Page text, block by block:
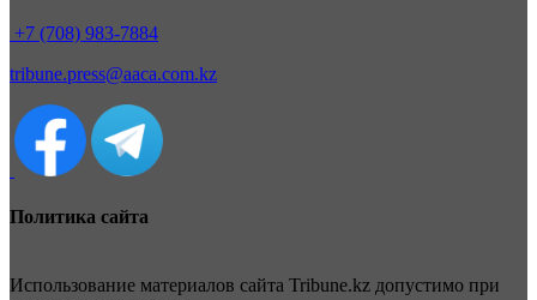
+7 (708) 983-7884
tribune.press@aaca.com.kz
Политика сайта
Использование материалов сайта Tribune.kz допустимо при